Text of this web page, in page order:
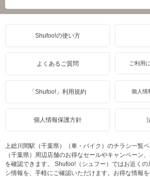
Shufoo!の使い方
よくあるご質問 ご利用
「Shufoo!」利用規約 個人情
個人情報保護方針
上総川間駅（千葉県）（車・バイク）のチラシ一覧
（千葉県）周辺店舗のお得なセールやキャンペーン
を確認できます。 Shufoo!（シュフー）ではお近くの
シ情報を、手軽にご確認いただけます。お得な情報を